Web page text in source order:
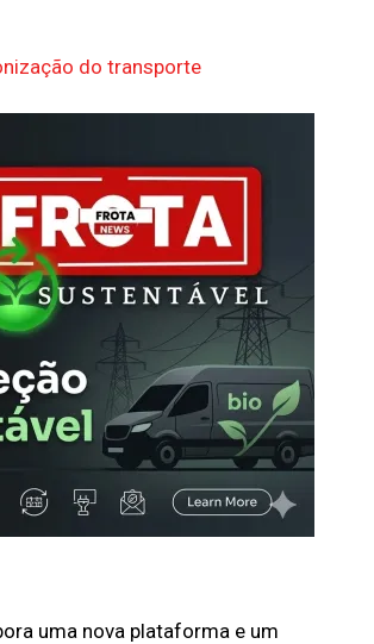
do transporte
uma nova plataforma e um